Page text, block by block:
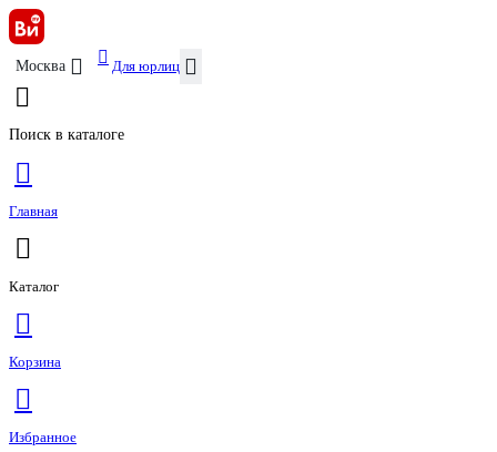
Москва Для юрлиц
Поиск в каталоге
Главная
Каталог
Корзина
Избранное